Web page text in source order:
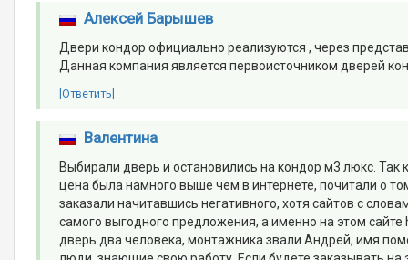
Алексей Барышев
Двери кондор официально реализуются , через
Данная компания является первоисточником дверей
[Ответить]
Валентина
Выбирали дверь и остановились на кондор м3 люкс.
цена была намного выше чем в интернете, почитали о
заказали начитавшись негативного, хотя сайтов с
самого выгодного предложения, а именно на этом
дверь два человека, монтажника звали Андрей, имя